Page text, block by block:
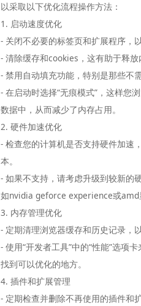
以采取以下优化流程操作方法：
1. 启动速度优化
- 关闭不必要的标签页和扩展程序，
- 清除缓存和cookies，这有助于释放
- 禁用自动填充功能，特别是那些不
- 在启动时选择“无痕模式”，这样您
数据中，从而减少了内存占用。
2. 硬件加速优化
- 检查您的计算机是否支持硬件加速
本。
- 如果不支持，请考虑升级到较新的
如nvidia geforce experience或amd
3. 内存管理优化
- 定期清理浏览器缓存和历史记录，
- 使用“开发者工具”中的“性能”选项
找到可以优化的地方。
4. 插件和扩展管理
- 定期检查并删除不再使用的插件和